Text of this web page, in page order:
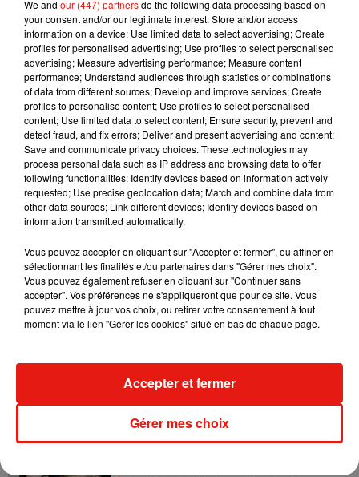
et en montagne. Rassuez-vous, ailleurs le temps reste sec et
chaud, de quoi profiter de ce dernier jour avant la reprise.
Musique
7 août 2026
Julien Lieb s’essaye à la vie de chatelain
dans son nouveau clip
7 août 2026
Madonna sort enfin le remix de « Love
Sensation » avec Kylie Minogue
Tayc et Didi B dévoilent le single le plus
dansant de l’année
We and our (447) partnersdo the following data processing based on
your consent and/or our legitimate interest: Store and/or access
information on a device; Use limited data to select advertising; Create
profiles for personalised advertising; Use profiles to select personalised
advertising; Measure advertising performance; Measure content
performance; Understand audiences through statistics or combinations
of data from different sources; Develop and improve services; Create
profiles to personalise content; Use profiles to select personalised
content; Use limited data to select content; Ensure security, prevent and
detect fraud, and fix errors; Deliver and present advertising and content;
Save and communicate privacy choices. These technologies may
process personal data such as IP address and browsing data to offer
following functionalities: Identify devices based on information actively
requested; Use precise geolocation data; Match and combine data from
other data sources; Link different devices; Identify devices based on
information transmitted automatically.
Vous pouvez accepter en cliquant sur "Accepter et fermer", ou affiner en
sélectionnant les finalités et/ou partenaires dans "Gérer mes choix".
Vous pouvez également refuser en cliquant sur "Continuer sans
accepter". Vos préférences ne s'appliqueront que pour ce site. Vous
pouvez mettre à jour vos choix, ou retirer votre consentement à tout
moment via le lien "Gérer les cookies" situé en bas de chaque page.
Gérer mes choix
Accepter et fermer